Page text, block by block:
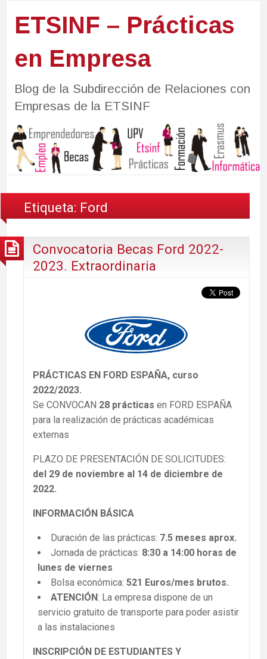
ETSINF – Prácticas
en Empresa
Blog de la Subdirección de Relaciones con
Empresas de la ETSINF
Etiqueta: Ford
Convocatoria Becas Ford 2022-
2023. Extraordinaria
PRÁCTICAS EN FORD ESPAÑA, curso
2022/2023.
Se CONVOCAN 28 prácticas en FORD ESPAÑA
para la realización de prácticas académicas
externas
PLAZO DE PRESENTACIÓN DE SOLICITUDES:
del 29 de noviembre al 14 de diciembre de
2022.
INFORMACIÓN BÁSICA
Duración de las prácticas: 7.5 meses aprox.
Jornada de prácticas: 8:30 a 14:00 horas de
lunes de viernes
Bolsa económica: 521 Euros/mes brutos.
ATENCIÓN: La empresa dispone de un
servicio gratuito de transporte para poder asistir
a las instalaciones
INSCRIPCIÓN DE ESTUDIANTES Y